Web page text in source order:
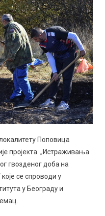
Поповица
пројекта „Истраживања
гвозденог доба на
се спроводи у
у Београду и